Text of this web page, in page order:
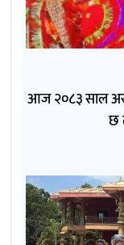
आज २०८३ साल
छ